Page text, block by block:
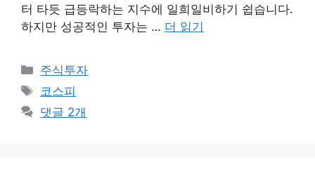
터 타듯 급등락하는 지수에 일희일비하기 쉽습니다.
하지만 성공적인 투자는 … 더 읽기
카
테
리
주식투자
태
그
코스피
댓글 2개